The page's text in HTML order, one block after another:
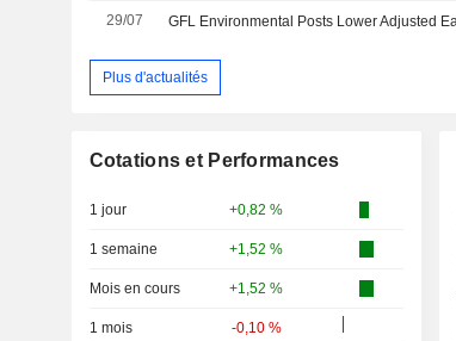
29/07
Plus d'actualités
Cotations et Performances
1 jour +0,82 %
1 semaine +1,52 %
Mois en cours +1,52 %
1 mois -0,10 %